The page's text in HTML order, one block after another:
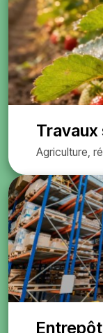
Travaux
Agriculture,
Entrepôt